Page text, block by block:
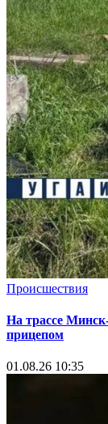
Происшествия
На трассе
прицепом
01.08.26 10:35